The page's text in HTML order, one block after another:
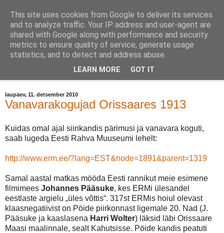
Orissaare Ajaloo Toimkond
Toimkond on kõigile avatud ajaloohuviliste vaba ühendus.
laupäev, 11. detsember 2010
Vanavarakogujad Orissaares 1913
Kuidas omal ajal siinkandis pärimusi ja vanavara koguti,
saab lugeda Eesti Rahva Muuseumi lehelt:
http://www.erm.ee/?lang=EST&node=1891&parent=1319
Samal aastal matkas mööda Eesti rannikut meie esimene
filmimees Johannes Pääsuke, kes ERMi ülesandel
eestlaste argielu „üles võttis“. 317st ERMis hoiul olevast
klaasnegatiivist on Pöide piirkonnast ligemale 20. Nad (J.
Pääsuke ja kaaslasena Harri Wolter) läksid läbi Orissaare
Maasi maalinnale, sealt Kahutsisse. Pöide kandis peatuti
This site uses cookies from Google to deliver its services
and to analyze traffic. Your IP address and user-agent are
shared with Google along with performance and security
metrics to ensure quality of service, generate usage
statistics, and to detect and address abuse.
LEARN MORE GOT IT